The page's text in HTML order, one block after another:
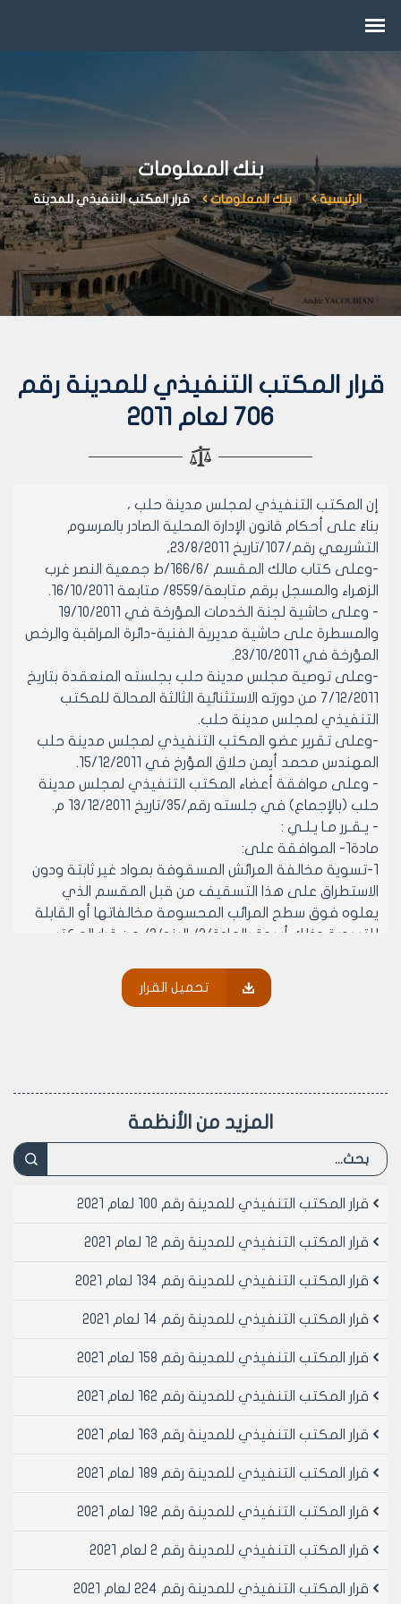
بنك المعلومات
الرئيسية بنك المعلومات قرار المكتب التنفيذي للمدينة
قرار المكتب التنفيذي للمدينة رقم
706 لعام 2011
إن المكتب التنفيذي لمجلس مدينة حلب ،
بناءً على أحكام قانون الإدارة المحلية الصادر بالمرسوم
التشريعي رقم/107/تاريخ 23/8/2011,
-وعلى كتاب مالك المقسم /166/6/ط جمعية النصر غرب
الزهراء والمسجل برقم متابعة/8559/ متابعة 16/10/2011.
- وعلى حاشية لجنة الخدمات المؤرخة في 19/10/2011
والمسطرة على حاشية مديرية الفنية-دائرة المراقبة والرخص
المؤرخة في 23/10/2011.
-وعلى توصية مجلس مدينة حلب بجلسته المنعقدة بتاريخ
7/12/2011 من دورته الاستثنائية الثالثة المحالة للمكتب
التنفيذي لمجلس مدينة حلب.
-وعلى تقرير عضو المكتب التنفيذي لمجلس مدينة حلب
المهندس محمد أيمن حلاق المؤرخ في 15/12/2011.
- وعلى موافقة أعضاء المكتب التنفيذي لمجلس مدينة
حلب (بالإجماع) في جلسته رقم/35/تاريخ 13/12/2011 م.
- يـقـرر مـا يـلـي :
مادة1- الموافقة على:
1-تسوية مخالفة العرائش المسقوفة بمواد غير ثابتة ودون
الاستطراق على هذا التسقيف من قبل المقسم الذي
يعلوه فوق سطح المرائب المحسومة مخالفاتها أو القابلة
للتسوية وذلك أسوة بالمادة/3/ البند/3/ من قرار المكتب
2-الموافقة على ترخيص إقامة عريشة فوق سطح المرائب
ارتفاع هذه العريشة أرضية المقسم الذي يعلو سطح المراب
المطلوب ترخيص العريشة المذكورة فوقه.ويستوفى مبلغ
مساحة العريشة لقاء هذا الترخيص.
التسقيف من قبل المقسم الذي يعلوه وتستوفى رسوم
حلب رقم/110/ لعام2011.
بموجب رخصة ترميم صادرة عن مديرية الشؤون الفنية-شعبة
حلب أو وفق نموذج معتمد من قبلها بعد تقديم الأوراق
رقم/55/ لعام2011 وبعد تقديم كروكي يبين العريشة
أعلاه.
تحميل القرار
المزيد من الأنظمة
قرار المكتب التنفيذي للمدينة رقم 100 لعام 2021
قرار المكتب التنفيذي للمدينة رقم 12 لعام 2021
قرار المكتب التنفيذي للمدينة رقم 134 لعام 2021
قرار المكتب التنفيذي للمدينة رقم 14 لعام 2021
قرار المكتب التنفيذي للمدينة رقم 158 لعام 2021
قرار المكتب التنفيذي للمدينة رقم 162 لعام 2021
قرار المكتب التنفيذي للمدينة رقم 163 لعام 2021
قرار المكتب التنفيذي للمدينة رقم 189 لعام 2021
قرار المكتب التنفيذي للمدينة رقم 192 لعام 2021
قرار المكتب التنفيذي للمدينة رقم 2 لعام 2021
قرار المكتب التنفيذي للمدينة رقم 224 لعام 2021